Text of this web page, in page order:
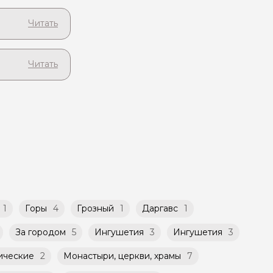
и
заказе
1 Горы 4 Грозный 1 Даргавс 1
За городом 5 Ингушетия 3 Ингушетия 3
2 Монастыри, церкви, храмы 7